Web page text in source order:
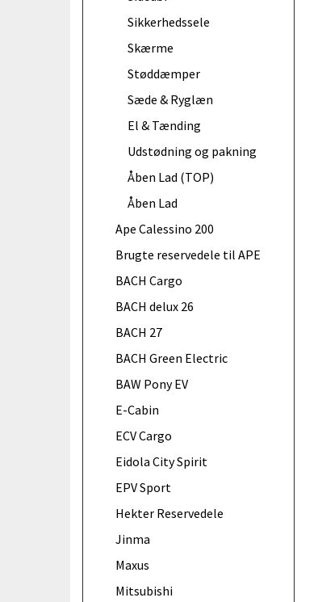
Sikkerhedssele
Skærme
Støddæmper
Sæde & Ryglæn
El & Tænding
Udstødning og pakning
Åben Lad (TOP)
Åben Lad
Ape Calessino 200
Brugte reservedele til APE
BACH Cargo
BACH delux 26
BACH 27
BACH Green Electric
BAW Pony EV
E-Cabin
ECV Cargo
Eidola City Spirit
EPV Sport
Hekter Reservedele
Jinma
Maxus
Mitsubishi